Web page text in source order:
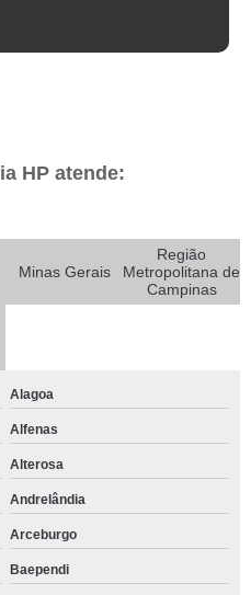
HP atende:
Minas Gerais
Região
Metropolitana de
Campinas
Alagoa
Alfenas
Alterosa
Andrelândia
Arceburgo
Baependi